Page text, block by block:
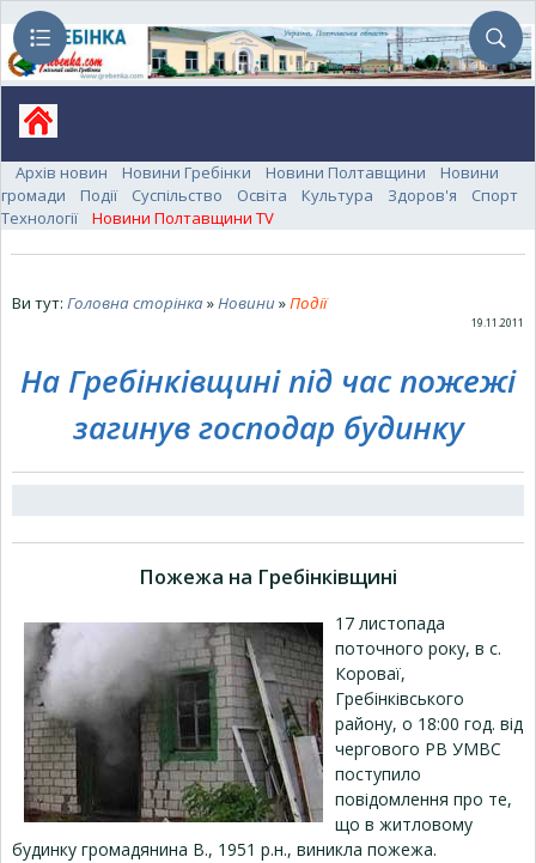
Архів новин Новини Гребінки Новини Полтавщини
Новини
громади
Події Суспільство Освіта Культура Здоров'я
Спорт
Технології
Новини Полтавщини TV
Ви тут: Головна сторінка» Новини»Події
19.11.2011
На Гребінківщині під час пожежі
загинув господар будинку
Пожежа на Гребінківщині
17 листопада
поточного року, в с.
Короваї,
Гребінківського
району, о 18:00 год. від
чергового РВ УМВС
поступило
повідомлення про те,
що в житловому
будинку громадянина В., 1951 р.н., виникла пожежа.